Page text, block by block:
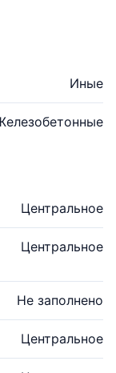
Иные
Центральное
Центральное
Не заполнено
Центральное